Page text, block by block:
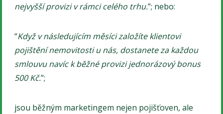
nejvyšší provizi v rámci celého trhu.”; nebo:
“Když v následujícím měsíci založíte klientovi
pojištění nemovitosti u nás, dostanete za každou
smlouvu navíc k běžné provizi jednorázový bonus
500 Kč.”;
jsou běžným marketingem nejen pojišťoven, ale